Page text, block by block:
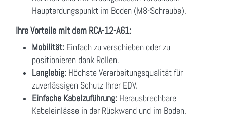
Haupterdungspunkt im Boden (M8-Schraube).
Ihre Vorteile mit dem RCA-12-A61:
Mobilität: Einfach zu verschieben oder zu
positionieren dank Rollen.
Langlebig: Höchste Verarbeitungsqualität für
zuverlässigen Schutz Ihrer EDV.
Einfache Kabelzuführung: Herausbrechbare
Kabeleinlässe in der Rückwand und im Boden.